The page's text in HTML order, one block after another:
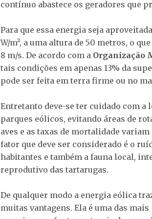
contínuo abastece os geradores que
Para que essa energia seja
W/m², a uma altura de 50 metros, o
8 m/s. De acordo com a Organização
tais condições em apenas 13% da
pode ser feita em terra firme ou no
Entretanto deve-se ter cuidado com
parques eólicos, evitando áreas de
aves e as taxas de mortalidade
fator que deve ser considerado é o
habitantes e também a fauna local,
reprodutivo das tartarugas.
De qualquer modo a energia eólica
muitas vantagens. Ela é uma das mais